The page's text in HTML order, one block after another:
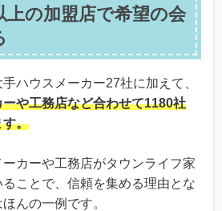
上の加盟店で希望の会
ハウスメーカー27社に加えて、
や工務店など合わせて1180社
す。
カーや工務店がタウンライフ家
ことで、信頼を集める理由とな
んの一例です。